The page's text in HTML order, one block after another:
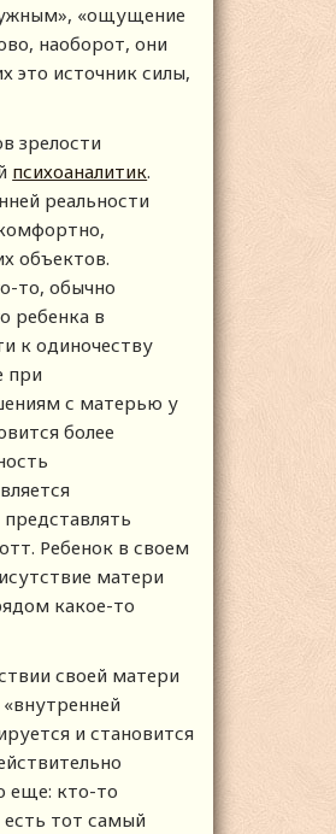
«ощущение
наоборот, они
источник силы,
зрелости
психоаналитик.
реальности
объектов.
то, обычно
ребенка в
к одиночеству
при
с матерью у
более
Ребенок в своем
матери
какое-то
своей матери
и становится
еще: кто-то
тот самый